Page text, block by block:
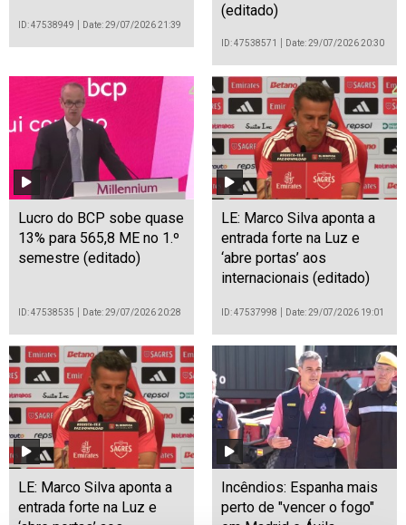
ID: 47538949 Date: 29/07/2026 21:39
(editado)
ID: 47538571 Date: 29/07/2026 20:30
Lucro do BCP sobe quase
13% para 565,8 ME no 1.º
semestre (editado)
ID: 47538535 Date: 29/07/2026 20:28
LE: Marco Silva aponta a
entrada forte na Luz e
‘abre portas’ aos
internacionais (editado)
ID: 47537998 Date: 29/07/2026 19:01
LE: Marco Silva aponta a
entrada forte na Luz e
Incêndios: Espanha mais
perto de "vencer o fogo"